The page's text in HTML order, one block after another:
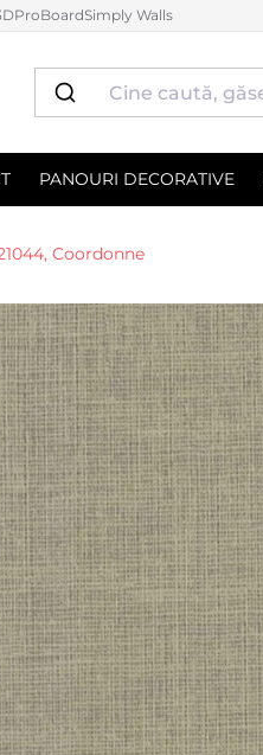
ProBoardSimply Walls
PANOURI DECORATIVE
Coordonne